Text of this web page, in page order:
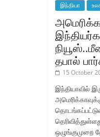
இந்தியா
தபால்
15 October
இந்தியாவில்
ஒழுங்குமுறை